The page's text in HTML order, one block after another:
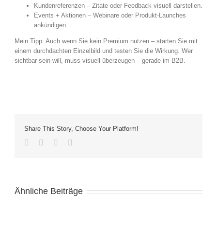
Kundenreferenzen – Zitate oder Feedback visuell darstellen.
Events + Aktionen – Webinare oder Produkt-Launches
ankündigen.
Mein Tipp: Auch wenn Sie kein Premium nutzen – starten Sie mit
einem durchdachten Einzelbild und testen Sie die Wirkung. Wer
sichtbar sein will, muss visuell überzeugen – gerade im B2B.
Share This Story, Choose Your Platform!
Facebook
TwitterLinkedIn
Ähnliche Beiträge